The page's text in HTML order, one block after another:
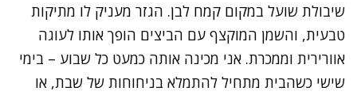
שיבולת שועל במקום קמח לבן. הגזר מעניק לו מתיקות
טבעית, והשמן המוקצף עם הביצים הופך אותו לעוגה
אוורירית וממכרת. אני מכינה אותה כמעט כל שבוע – בימי
שישי כשהבית מתחיל להתמלא בניחוחות של שבת, או